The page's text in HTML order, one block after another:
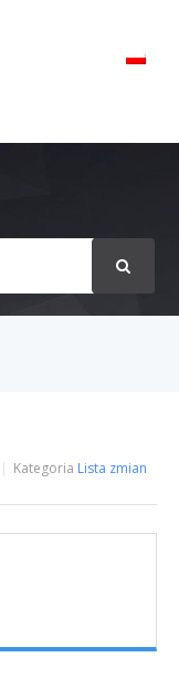
Kategoria Lista zmian